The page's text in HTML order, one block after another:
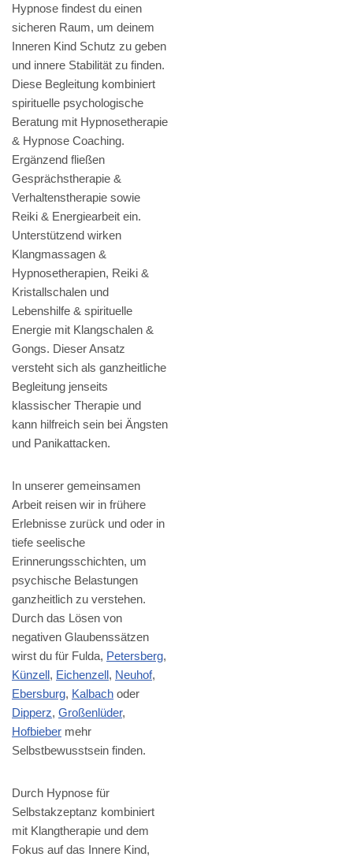
Hypnose findest du einen
sicheren Raum, um deinem
Inneren Kind Schutz zu geben
und innere Stabilität zu finden.
Diese Begleitung kombiniert
spirituelle psychologische
Beratung mit Hypnosetherapie
& Hypnose Coaching.
Ergänzend fließen
Gesprächstherapie &
Verhaltenstherapie sowie
Reiki & Energiearbeit ein.
Unterstützend wirken
Klangmassagen &
Hypnosetherapien, Reiki &
Kristallschalen und
Lebenshilfe & spirituelle
Energie mit Klangschalen &
Gongs. Dieser Ansatz
versteht sich als ganzheitliche
Begleitung jenseits
klassischer Therapie und
kann hilfreich sein bei Ängsten
und Panikattacken.
In unserer gemeinsamen
Arbeit reisen wir in frühere
Erlebnisse zurück und oder in
tiefe seelische
Erinnerungsschichten, um
psychische Belastungen
ganzheitlich zu verstehen.
Durch das Lösen von
negativen Glaubenssätzen
wirst du für Fulda, Petersberg,
Künzell, Eichenzell, Neuhof,
Ebersburg, Kalbach oder
Dipperz, Großenlüder,
Hofbieber mehr
Selbstbewusstsein finden.
Durch Hypnose für
Selbstakzeptanz kombiniert
mit Klangtherapie und dem
Fokus auf das Innere Kind,